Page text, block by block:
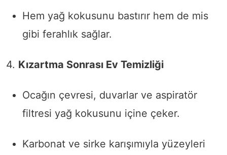
Hem yağ kokusunu bastırır hem de mis
gibi ferahlık sağlar.
4. Kızartma Sonrası Ev Temizliği
Ocağın çevresi, duvarlar ve aspiratör
filtresi yağ kokusunu içine çeker.
Karbonat ve sirke karışımıyla yüzeyleri